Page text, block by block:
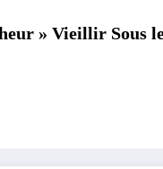
Claire Chazal : « Il Faut Une Forme de